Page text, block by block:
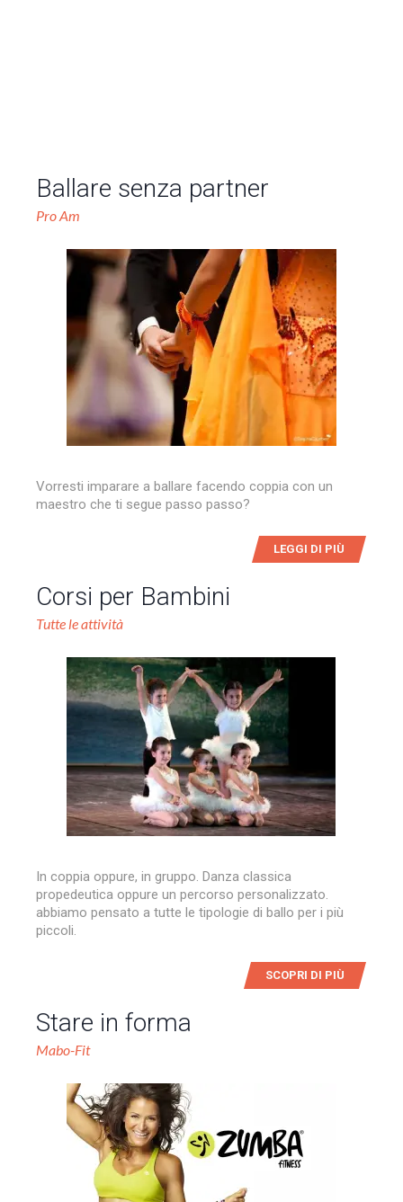
Ballare senza partner
Pro Am
Vorresti imparare a ballare facendo coppia con un
maestro che ti segue passo passo?
LEGGI DI PIÙ
Corsi per Bambini
Tutte le attività
In coppia oppure, in gruppo. Danza classica
propedeutica oppure un percorso personalizzato.
abbiamo pensato a tutte le tipologie di ballo per i più
piccoli.
SCOPRI DI PIÙ
Stare in forma
Mabo-Fit